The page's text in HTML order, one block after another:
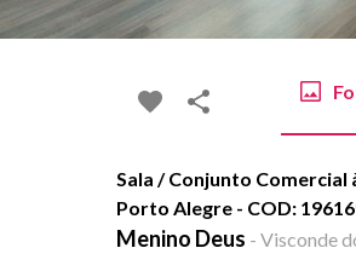
Sala / Conjunto Comercial
Porto Alegre - COD:
Menino Deus - Visconde